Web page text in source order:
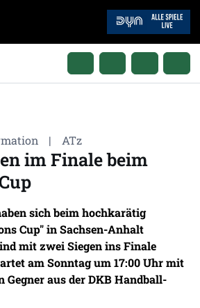
| ATz
im Finale beim
sich beim hochkarätig
Cup" in Sachsen-Anhalt
mit zwei Siegen ins Finale
am Sonntag um 17:00 Uhr mit
Gegner aus der DKB Handball-